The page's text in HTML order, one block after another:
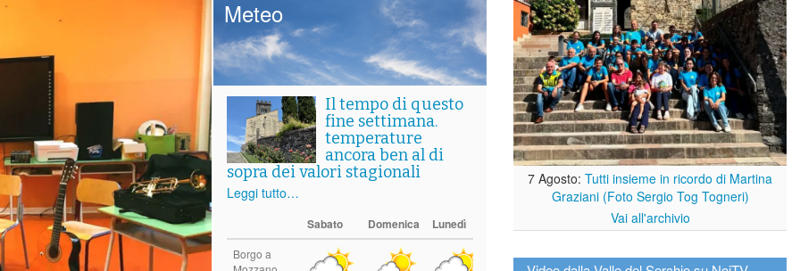
Meteo
Il tempo di questo
fine settimana.
temperature
ancora ben al di
sopra dei valori stagionali
Leggi tutto…
Sabato Domenica Lunedì
Borgo a
7 Agosto: Tutti insieme in ricordo di Martina
Graziani (Foto Sergio Tog Togneri)
Vai all'archivio